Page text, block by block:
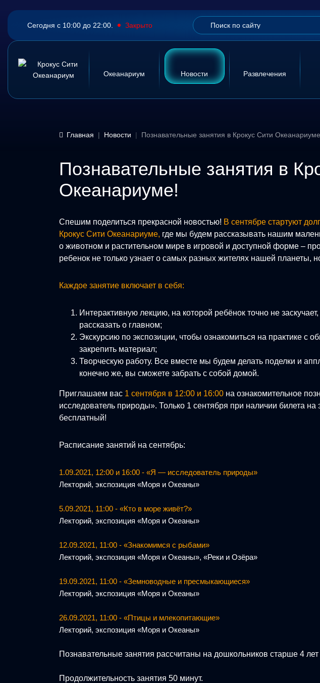
Сегодня с 10:00 до 22:00. Закрыто
Океанариум Новости Развлечения
Главная Новости Познавательные занятия в Крокус Сити
Познавательные занятия в
Океанариуме!
Спешим поделиться прекрасной новостью! В сентябре стартуют
Крокус Сити Океанариуме, где мы будем рассказывать нашим
о животном и растительном мире в игровой и доступной форме –
ребенок не только узнает о самых разных жителях нашей планеты,
Каждое занятие включает в себя:
Интерактивную лекцию, на которой ребёнок точно не
рассказать о главном;
Экскурсию по экспозиции, чтобы ознакомиться на практике с
закрепить материал;
Творческую работу. Все вместе мы будем делать поделки и
конечно же, вы сможете забрать с собой домой.
Приглашаем вас 1 сентября в 12:00 и 16:00 на ознакомительное
исследователь природы». Только 1 сентября при наличии билета на
бесплатный!
Расписание занятий на сентябрь:
1.09.2021, 12:00 и 16:00 - «Я — исследователь природы»
Лекторий, экспозиция «Моря и Океаны»
5.09.2021, 11:00 - «Кто в море живёт?»
Лекторий, экспозиция «Моря и Океаны»
12.09.2021, 11:00 - «Знакомимся с рыбами»
Лекторий, экспозиция «Моря и Океаны», «Реки и Озёра»
19.09.2021, 11:00 - «Земноводные и пресмыкающиеся»
Лекторий, экспозиция «Моря и Океаны»
26.09.2021, 11:00 - «Птицы и млекопитающие»
Лекторий, экспозиция «Моря и Океаны»
Познавательные занятия рассчитаны на дошкольников старше 4
Продолжительность занятия 50 минут.